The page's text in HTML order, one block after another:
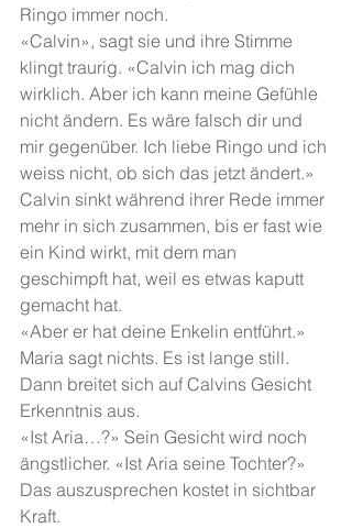
Ringo immer noch.
«Calvin», sagt sie und ihre Stimme
klingt traurig. «Calvin ich mag dich
wirklich. Aber ich kann meine Gefühle
nicht ändern. Es wäre falsch dir und
mir gegenüber. Ich liebe Ringo und ich
weiss nicht, ob sich das jetzt ändert.»
Calvin sinkt während ihrer Rede immer
mehr in sich zusammen, bis er fast wie
ein Kind wirkt, mit dem man
geschimpft hat, weil es etwas kaputt
gemacht hat.
«Aber er hat deine Enkelin entführt.»
Maria sagt nichts. Es ist lange still.
Dann breitet sich auf Calvins Gesicht
Erkenntnis aus.
«Ist Aria…?» Sein Gesicht wird noch
ängstlicher. «Ist Aria seine Tochter?»
Das auszusprechen kostet in sichtbar
Kraft.